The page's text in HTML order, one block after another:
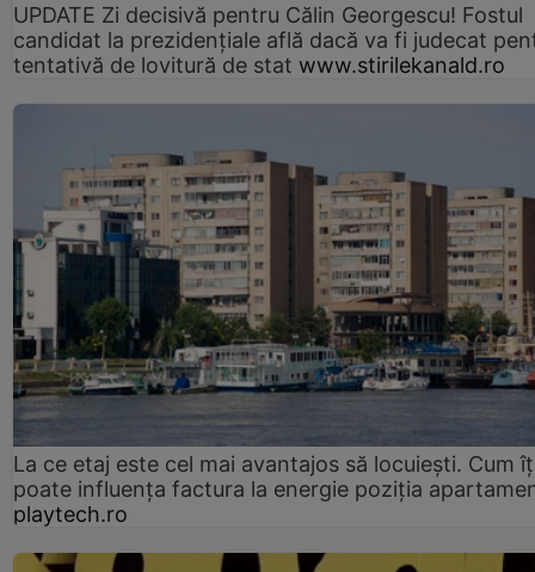
UPDATE Zi decisivă pentru Călin Georgescu! Fostul
candidat la prezidențiale află dacă va fi judecat
tentativă de lovitură de stat www.stirilekanald.ro
La ce etaj este cel mai avantajos să locuiești. Cum
poate influența factura la energie poziția
playtech.ro